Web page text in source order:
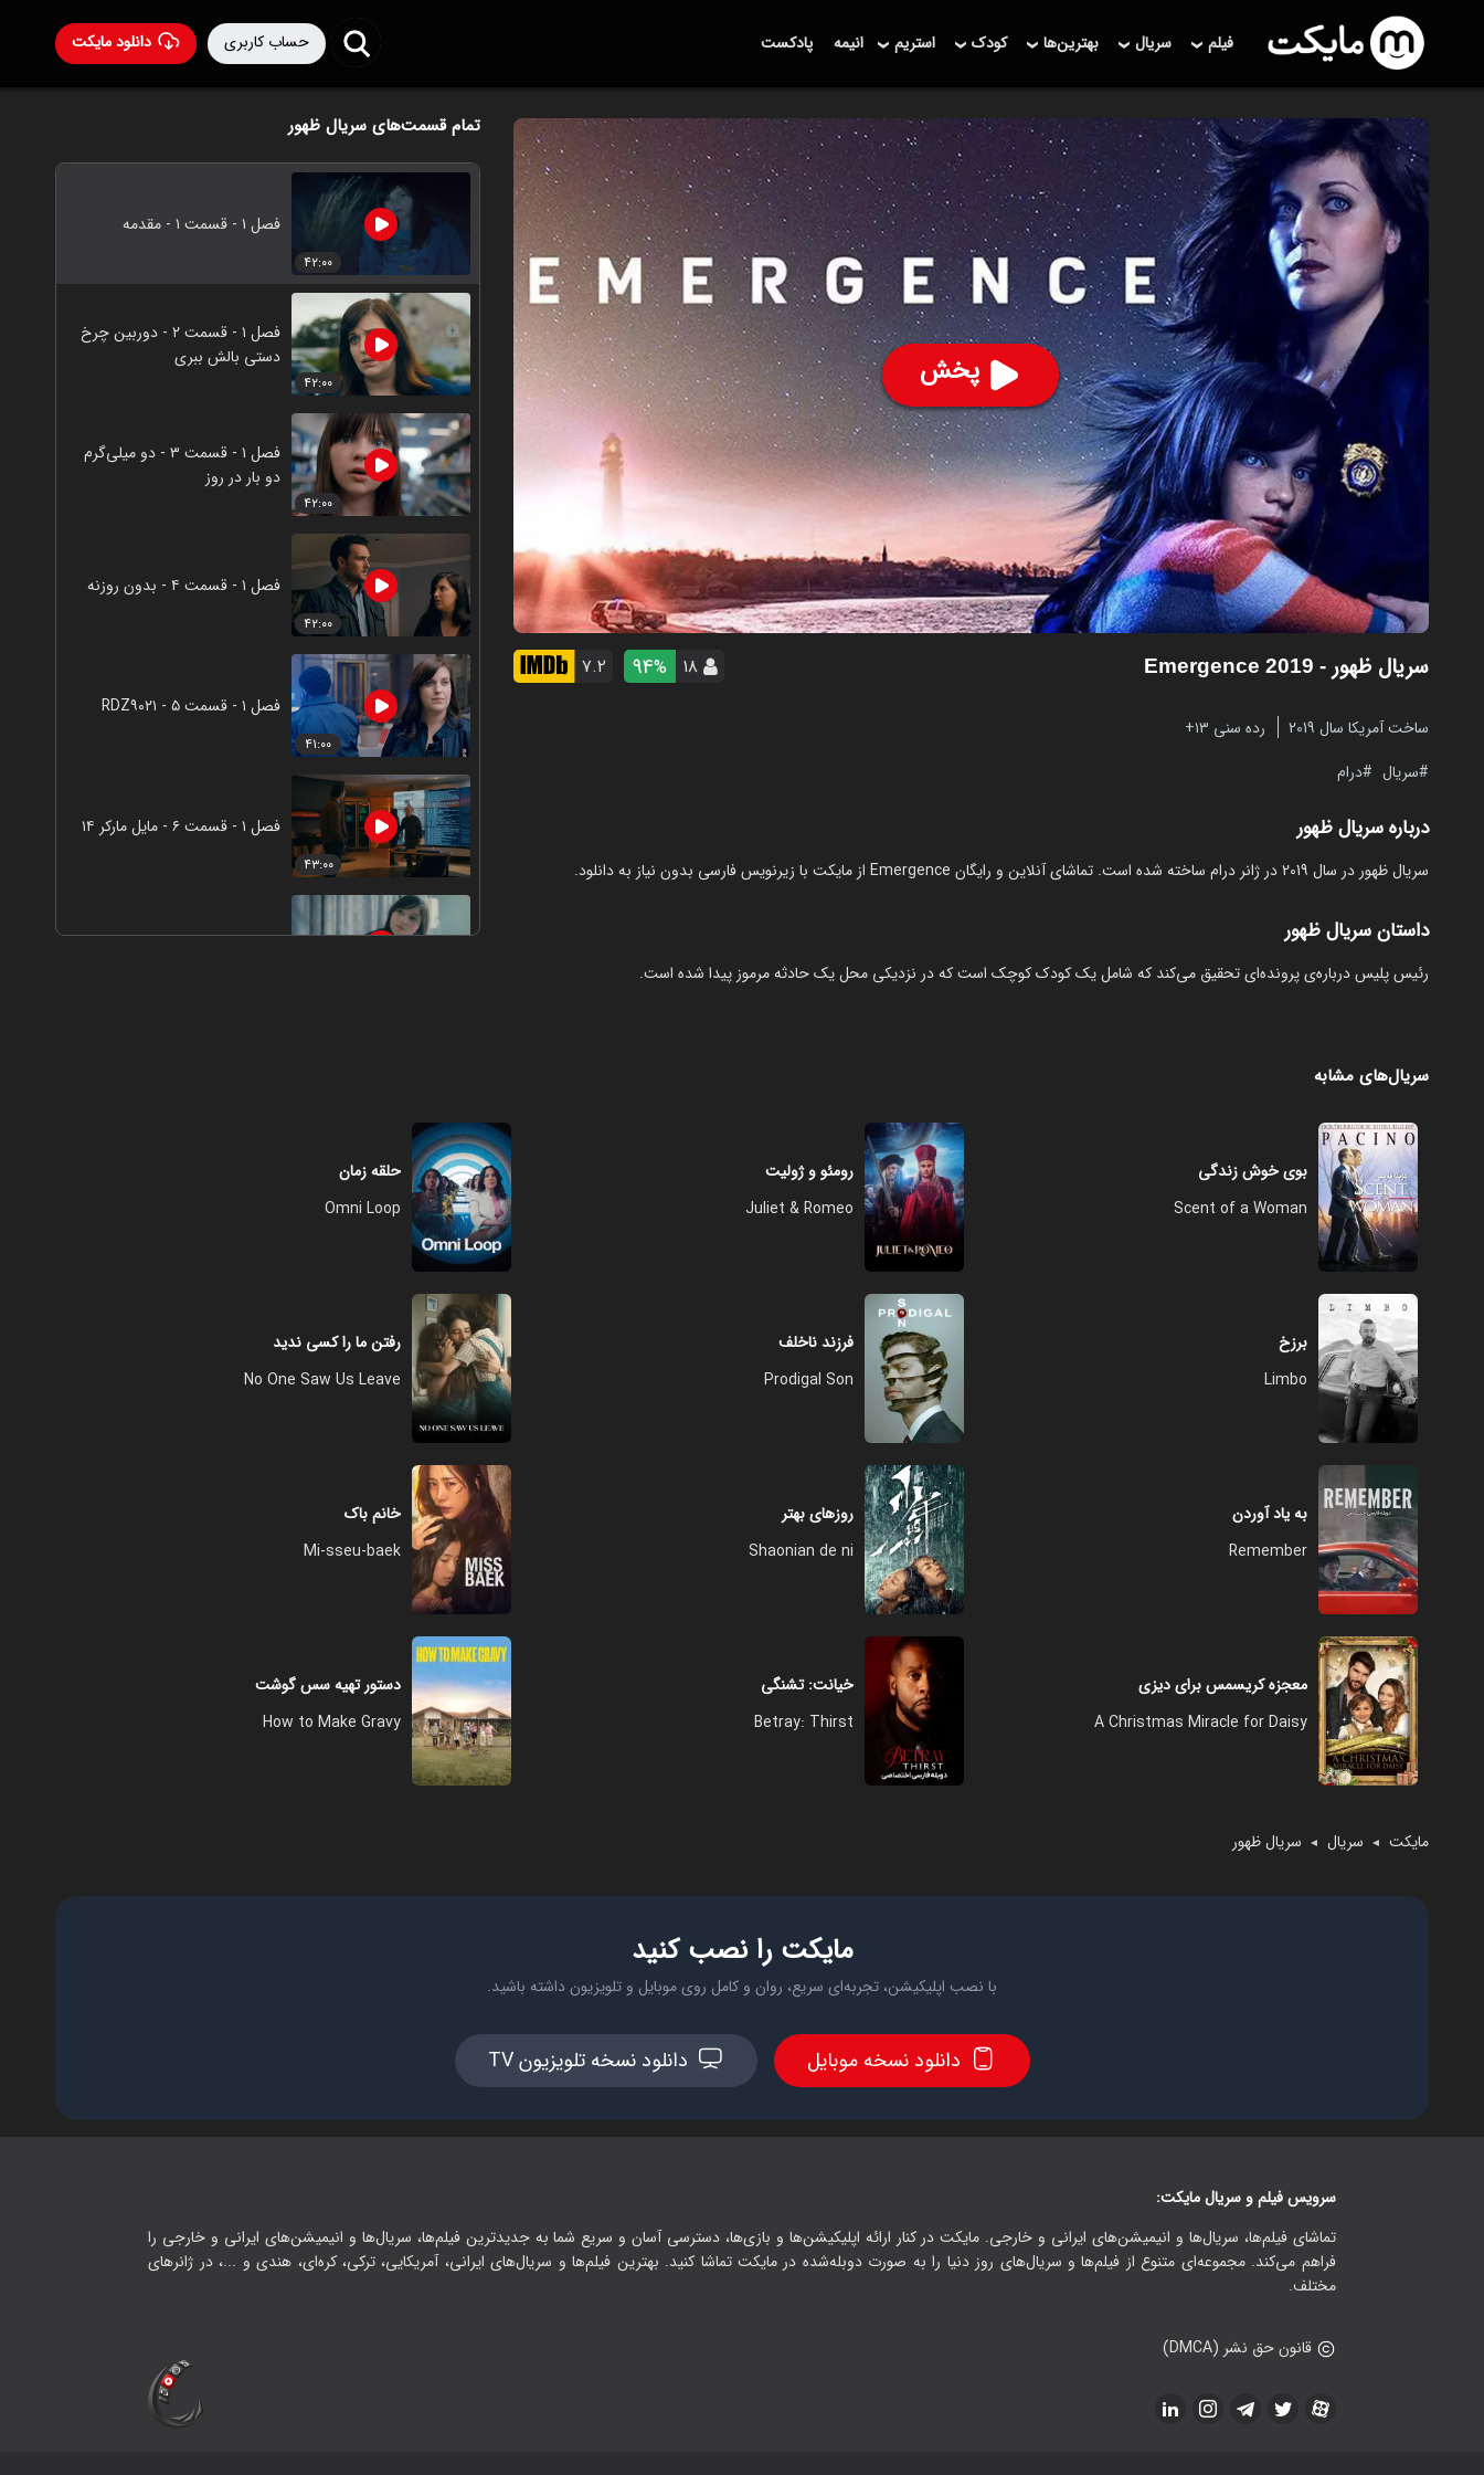
دانلود مایکت حساب کاربری فیلم سریال بهترین‌ها کودک استریم انیمه پادکست
پخش
سریال ظهور- Emergence 2019 ۱۸ 94% ۷.۲
ساخت آمریکا سال 2019
رده سنی ۱۳+
سریال
درام
درباره سریال ظهور
سریال ظهور در سال 2019 در ژانر درام ساخته شده است. تماشای آنلاین و رایگان Emergence از مایکت با زیرنویس فارسی بدون نیاز به دانلود.
داستان سریال ظهور
رئیس پلیس درباره‌ی پرونده‌ای تحقیق می‌کند که شامل یک کودک کوچک است که در نزدیکی محل یک حادثه مرموز پیدا شده است.
تمام قسمت‌های سریال ظهور
۴۲:۰۰
فصل ۱ - قسمت ۱ - مقدمه
۴۲:۰۰
فصل ۱ - قسمت ۲ - دوربین چرخ
دستی بالش ببری
۴۲:۰۰
فصل ۱ - قسمت ۳ - دو میلی‌گرم
دو بار در روز
۴۲:۰۰
فصل ۱ - قسمت ۴ - بدون روزنه
۴۱:۰۰
فصل ۱ - قسمت ۵ - RDZ۹۰۲۱
۴۳:۰۰
فصل ۱ - قسمت ۶ - مایل مارکر ۱۴
۴۲:۰۰
(قسمت آخر)
سریال‌های مشابه
بوی خوش زندگی
Scent of a Woman
رومئو و ژولیت
Juliet & Romeo
حلقه زمان
Omni Loop
برزخ
Limbo
فرزند ناخلف
Prodigal Son
رفتن ما را کسی ندید
No One Saw Us Leave
به یاد آوردن
Remember
روزهای بهتر
Shaonian de ni
خانم باک
Mi-sseu-baek
معجزه کریسمس برای دیزی
A Christmas Miracle for Daisy
خیانت: تشنگی
Betray: Thirst
دستور تهیه سس گوشت
How to Make Gravy
مایکت ◄ سریال ◄ سریال ظهور
مایکت را نصب کنید
با نصب اپلیکیشن، تجربه‌ای سریع، روان و کامل روی موبایل و تلویزیون داشته باشید.
دانلود نسخه موبایل دانلود نسخه تلویزیون TV
سرویس فیلم و سریال مایکت:
تماشای فیلم‌ها، سریال‌ها و انیمیشن‌های ایرانی و خارجی. مایکت در کنار ارائه اپلیکیشن‌ها و بازی‌ها، دسترسی آسان و سریع شما به جدیدترین فیلم‌ها، سریال‌ها و انیمیشن‌های ایرانی و خارجی را
فراهم می‌کند. مجموعه‌ای متنوع از فیلم‌ها و سریال‌های روز دنیا را به صورت دوبله‌شده در مایکت تماشا کنید. بهترین فیلم‌ها و سریال‌های ایرانی، آمریکایی، ترکی، کره‌ای، هندی و ...، در ژانرهای
مختلف.
قانون حق نشر (DMCA)